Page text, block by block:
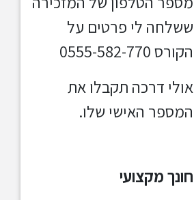
ששלחה לי פרטים על
הקורס 0555-582-770
אולי דרכה תקבלו את
המספר האישי שלו.
חונך מקצועי